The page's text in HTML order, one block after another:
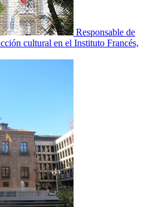
Responsable de
cultural en el Instituto Francés,